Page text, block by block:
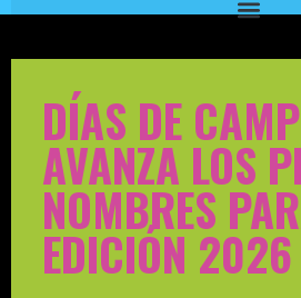
DÍAS DE
AVANZA LOS
NOMBRES
EDICIÓN 2026